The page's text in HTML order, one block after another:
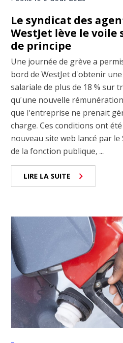
Le syndicat des
WestJet lève le
de principe
Une journée de grève a
bord de WestJet d'obtenir
salariale de plus de 18 % sur
qu'une nouvelle
que l'entreprise ne prenait
charge. Ces conditions ont
nouveau site web lancé par le
de la fonction publique, ...
LIRE LA SUITE